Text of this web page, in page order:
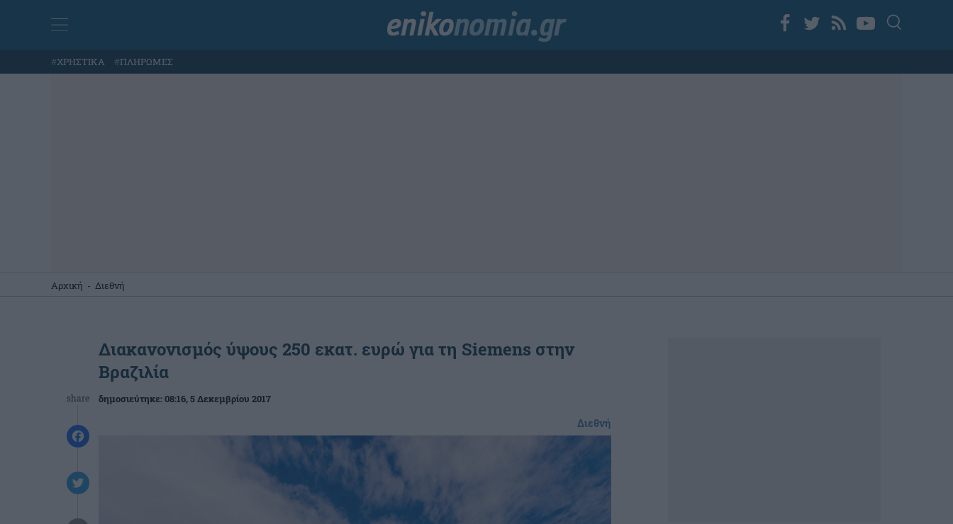
#ΧΡΗΣΤΙΚΑ #ΠΛΗΡΩΜΕΣ
Αρχική - Διεθνή
share
Διακανονισμός ύψους 250 εκατ. ευρώ για τη Siemens στην
Βραζιλία
δημοσιεύτηκε:08:16, 5 Δεκεμβρίου 2017
Διεθνή